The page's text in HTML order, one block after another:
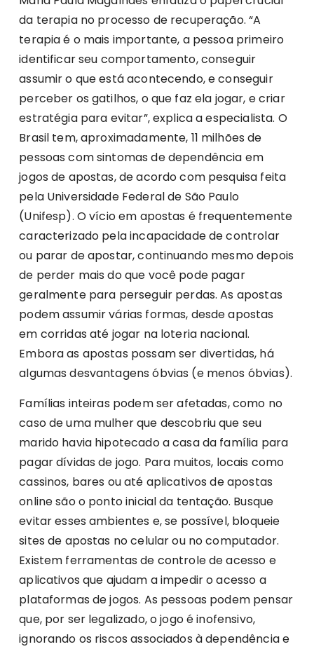
da terapia no processo de recuperação. “A
terapia é o mais importante, a pessoa primeiro
identificar seu comportamento, conseguir
assumir o que está acontecendo, e conseguir
perceber os gatilhos, o que faz ela jogar, e criar
estratégia para evitar”, explica a especialista. O
Brasil tem, aproximadamente, 11 milhões de
pessoas com sintomas de dependência em
jogos de apostas, de acordo com pesquisa feita
pela Universidade Federal de São Paulo
(Unifesp). O vício em apostas é frequentemente
caracterizado pela incapacidade de controlar
ou parar de apostar, continuando mesmo depois
de perder mais do que você pode pagar
geralmente para perseguir perdas. As apostas
podem assumir várias formas, desde apostas
em corridas até jogar na loteria nacional.
Embora as apostas possam ser divertidas, há
algumas desvantagens óbvias (e menos óbvias).
Famílias inteiras podem ser afetadas, como no
caso de uma mulher que descobriu que seu
marido havia hipotecado a casa da família para
pagar dívidas de jogo. Para muitos, locais como
cassinos, bares ou até aplicativos de apostas
online são o ponto inicial da tentação. Busque
evitar esses ambientes e, se possível, bloqueie
sites de apostas no celular ou no computador.
Existem ferramentas de controle de acesso e
aplicativos que ajudam a impedir o acesso a
plataformas de jogos. As pessoas podem pensar
que, por ser legalizado, o jogo é inofensivo,
ignorando os riscos associados à dependência e